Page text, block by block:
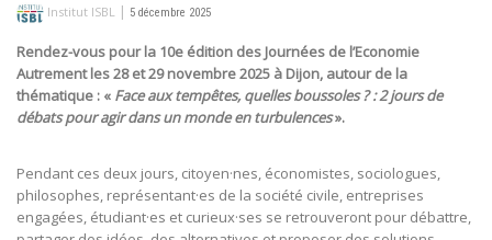
Institut ISBL | 5 décembre 2025
Rendez-vous pour la 10e édition des Journées de l’Economie
Autrement les 28 et 29 novembre 2025 à Dijon, autour de la
thématique : « Face aux tempêtes, quelles boussoles ? : 2 jours de
débats pour agir dans un monde en turbulences».
Pendant ces deux jours, citoyen·nes, économistes, sociologues,
philosophes, représentant·es de la société civile, entreprises
engagées, étudiant·es et curieux·ses se retrouveront pour débattre,